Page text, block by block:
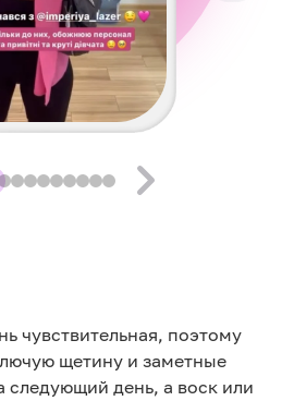
чувствительная, поэтому
щетину и заметные
следующий день, а воск или